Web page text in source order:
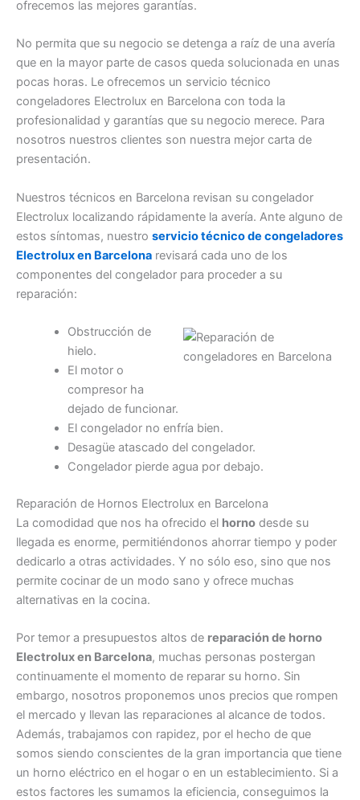
ofrecemos las mejores garantías.
No permita que su negocio se detenga a raíz de una avería
que en la mayor parte de casos queda solucionada en unas
pocas horas. Le ofrecemos un servicio técnico
congeladores Electrolux en Barcelona con toda la
profesionalidad y garantías que su negocio merece. Para
nosotros nuestros clientes son nuestra mejor carta de
presentación.
Nuestros técnicos en Barcelona revisan su congelador
Electrolux localizando rápidamente la avería. Ante alguno de
estos síntomas, nuestro servicio técnico de congeladores
Electrolux en Barcelona revisará cada uno de los
componentes del congelador para proceder a su
reparación:
Obstrucción de
hielo.
El motor o
compresor ha
dejado de funcionar.
El congelador no enfría bien.
Desagüe atascado del congelador.
Congelador pierde agua por debajo.
Reparación de Hornos Electrolux en Barcelona
La comodidad que nos ha ofrecido el horno desde su
llegada es enorme, permitiéndonos ahorrar tiempo y poder
dedicarlo a otras actividades. Y no sólo eso, sino que nos
permite cocinar de un modo sano y ofrece muchas
alternativas en la cocina.
Por temor a presupuestos altos de reparación de horno
Electrolux en Barcelona, muchas personas postergan
continuamente el momento de reparar su horno. Sin
embargo, nosotros proponemos unos precios que rompen
el mercado y llevan las reparaciones al alcance de todos.
Además, trabajamos con rapidez, por el hecho de que
somos siendo conscientes de la gran importancia que tiene
un horno eléctrico en el hogar o en un establecimiento. Si a
estos factores les sumamos la eficiencia, conseguimos la